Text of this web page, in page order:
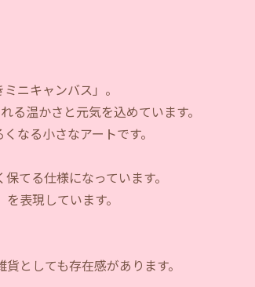
ニキャンバス」。
る温かさと元気を込めています。
なる小さなアートです。
てる仕様になっています。
表現しています。
としても存在感があります。